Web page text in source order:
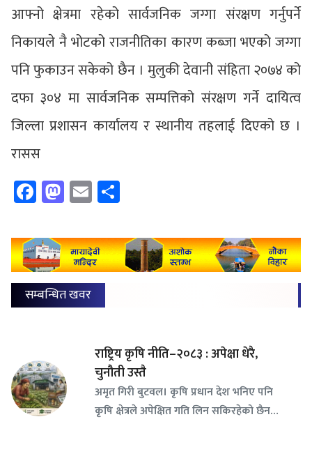
आफ्नो क्षेत्रमा रहेको सार्वजनिक जग्गा संरक्षण गर्नुपर्ने
निकायले नै भोटको राजनीतिका कारण कब्जा भएको जग्गा
पनि फुकाउन सकेको छैन । मुलुकी देवानी संहिता २०७४ को
दफा ३०४ मा सार्वजनिक सम्पत्तिको संरक्षण गर्ने दायित्व
जिल्ला प्रशासन कार्यालय र स्थानीय तहलाई दिएको छ ।
रासस
Facebook
Mastodon
Email
सम्बन्धित खवर
राष्ट्रिय कृषि नीति–२०८३ : अपेक्षा धेरै,
चुनौती उस्तै
अमृत गिरी बुटवल। कृषि प्रधान देश भनिए पनि
कृषि क्षेत्रले अपेक्षित गति लिन सकिरहेको छैन…